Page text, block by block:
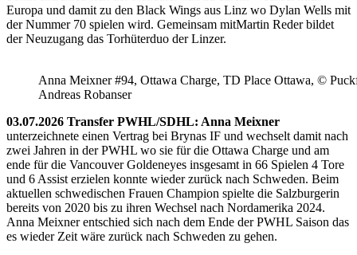
Europa und damit zu den Black Wings aus Linz wo Dylan Wells mit
der Nummer 70 spielen wird. Gemeinsam mitMartin Reder bildet
der Neuzugang das Torhüterduo der Linzer.
Anna Meixner #94, Ottawa Charge, TD Place Ottawa, ©
Andreas Robanser
03.07.2026 Transfer PWHL/SDHL: Anna Meixner
unterzeichnete einen Vertrag bei Brynas IF und wechselt damit nach
zwei Jahren in der PWHL wo sie für die Ottawa Charge und am
ende für die Vancouver Goldeneyes insgesamt in 66 Spielen 4 Tore
und 6 Assist erzielen konnte wieder zurück nach Schweden. Beim
aktuellen schwedischen Frauen Champion spielte die Salzburgerin
bereits von 2020 bis zu ihren Wechsel nach Nordamerika 2024.
Anna Meixner entschied sich nach dem Ende der PWHL Saison das
es wieder Zeit wäre zurück nach Schweden zu gehen.